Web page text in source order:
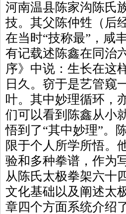
河南温县陈家沟陈氏
技。其父陈仲甡（后
在当时“技称最”，咸
有记载述陈鑫在同治
序》中说：生长在这
日久。窃于是艺管窥
叶。其中妙理循环，
们可以看到陈鑫从小
悟到了“其中妙理”。
限于个人所学所悟。
验和多种拳谱，作为
从陈氏太极拳架六十
文化基础以及阐述太
章四个方面系统介绍